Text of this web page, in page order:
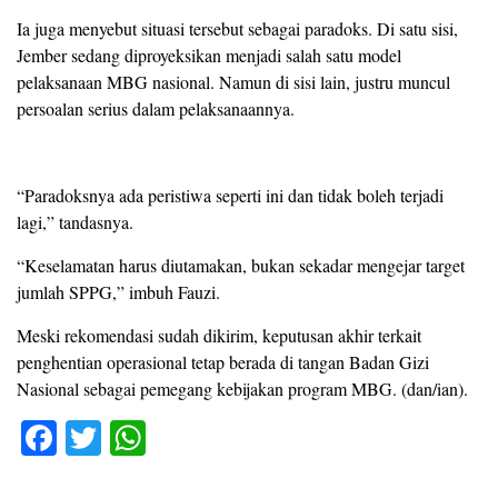
Ia juga menyebut situasi tersebut sebagai paradoks. Di satu sisi,
Jember sedang diproyeksikan menjadi salah satu model
pelaksanaan MBG nasional. Namun di sisi lain, justru muncul
persoalan serius dalam pelaksanaannya.
“Paradoksnya ada peristiwa seperti ini dan tidak boleh terjadi
lagi,” tandasnya.
“Keselamatan harus diutamakan, bukan sekadar mengejar target
jumlah SPPG,” imbuh Fauzi.
Meski rekomendasi sudah dikirim, keputusan akhir terkait
penghentian operasional tetap berada di tangan Badan Gizi
Nasional sebagai pemegang kebijakan program MBG. (dan/ian).
F
T